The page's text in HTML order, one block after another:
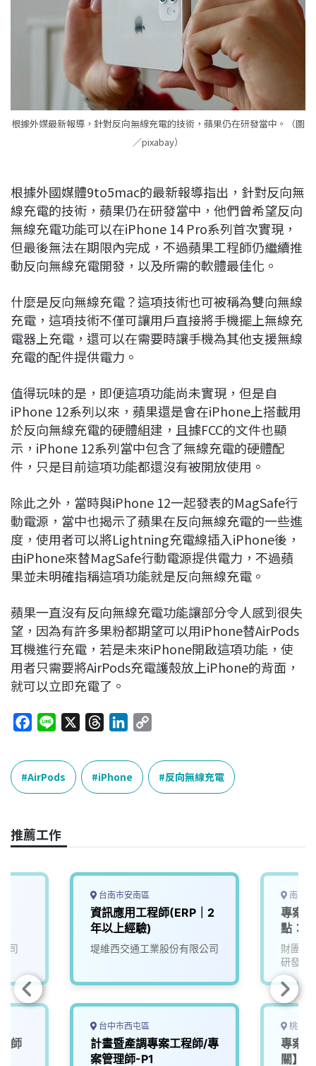
根據外媒最新報導，針對反向無線充電的技術，蘋果仍在研發當中。（圖
／pixabay）
根據外國媒體9to5mac的最新報導指出，針對反向無
線充電的技術，蘋果仍在研發當中，他們曾希望反向
無線充電功能可以在iPhone 14 Pro系列首次實現，
但最後無法在期限內完成，不過蘋果工程師仍繼續推
動反向無線充電開發，以及所需的軟體最佳化。
什麼是反向無線充電？這項技術也可被稱為雙向無線
充電，這項技術不僅可讓用戶直接將手機擺上無線充
電器上充電，還可以在需要時讓手機為其他支援無線
充電的配件提供電力。
值得玩味的是，即便這項功能尚未實現，但是自
iPhone 12系列以來，蘋果還是會在iPhone上搭載用
於反向無線充電的硬體組建，且據FCC的文件也顯
示，iPhone 12系列當中包含了無線充電的硬體配
件，只是目前這項功能都還沒有被開放使用。
除此之外，當時與iPhone 12一起發表的MagSafe行
動電源，當中也揭示了蘋果在反向無線充電的一些進
度，使用者可以將Lightning充電線插入iPhone後，
由iPhone來替MagSafe行動電源提供電力，不過蘋
果並未明確指稱這項功能就是反向無線充電。
蘋果一直沒有反向無線充電功能讓部分令人感到很失
望，因為有許多果粉都期望可以用iPhone替AirPods
耳機進行充電，若是未來iPhone開啟這項功能，使
用者只需要將AirPods充電護殼放上iPhone的背面，
就可以立即充電了。
c
e
b
o
k
n
e
r
e
a
n
k
e
n
p
L
k
AirPods iPhone 反向無線充電
推薦工作
司
師
台南市安南區
資訊應用工程師(ERP｜2
年以上經驗)
堤維西交通工業股份有限公司
台中市西屯區
計畫暨產調專案工程師/專
案管理師-P1
南投
專案
點：
財團法
研發中
桃園
專案
關】~